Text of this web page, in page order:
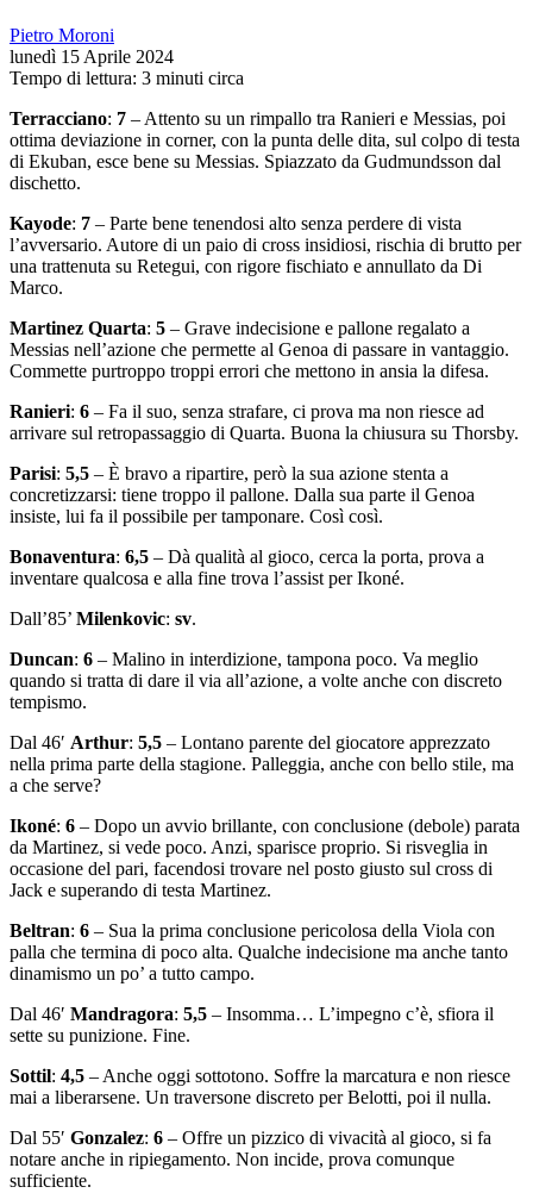
Pietro Moroni
lunedì 15 Aprile 2024
Tempo di lettura: 3 minuti circa
Terracciano: 7 – Attento su un rimpallo tra Ranieri e Messias, poi
ottima deviazione in corner, con la punta delle dita, sul colpo di testa
di Ekuban, esce bene su Messias. Spiazzato da Gudmundsson dal
dischetto.
Kayode: 7 – Parte bene tenendosi alto senza perdere di vista
l’avversario. Autore di un paio di cross insidiosi, rischia di brutto per
una trattenuta su Retegui, con rigore fischiato e annullato da Di
Marco.
Martinez Quarta: 5 – Grave indecisione e pallone regalato a
Messias nell’azione che permette al Genoa di passare in vantaggio.
Commette purtroppo troppi errori che mettono in ansia la difesa.
Ranieri: 6 – Fa il suo, senza strafare, ci prova ma non riesce ad
arrivare sul retropassaggio di Quarta. Buona la chiusura su Thorsby.
Parisi: 5,5 – È bravo a ripartire, però la sua azione stenta a
concretizzarsi: tiene troppo il pallone. Dalla sua parte il Genoa
insiste, lui fa il possibile per tamponare. Così così.
Bonaventura: 6,5 – Dà qualità al gioco, cerca la porta, prova a
inventare qualcosa e alla fine trova l’assist per Ikoné.
Dall’85’ Milenkovic: sv.
Duncan: 6 – Malino in interdizione, tampona poco. Va meglio
quando si tratta di dare il via all’azione, a volte anche con discreto
tempismo.
Dal 46′ Arthur: 5,5 – Lontano parente del giocatore apprezzato
nella prima parte della stagione. Palleggia, anche con bello stile, ma
a che serve?
Ikoné: 6 – Dopo un avvio brillante, con conclusione (debole) parata
da Martinez, si vede poco. Anzi, sparisce proprio. Si risveglia in
occasione del pari, facendosi trovare nel posto giusto sul cross di
Jack e superando di testa Martinez.
Beltran: 6 – Sua la prima conclusione pericolosa della Viola con
palla che termina di poco alta. Qualche indecisione ma anche tanto
dinamismo un po’ a tutto campo.
Dal 46′ Mandragora: 5,5 – Insomma… L’impegno c’è, sfiora il
sette su punizione. Fine.
Sottil: 4,5 – Anche oggi sottotono. Soffre la marcatura e non riesce
mai a liberarsene. Un traversone discreto per Belotti, poi il nulla.
Dal 55′ Gonzalez: 6 – Offre un pizzico di vivacità al gioco, si fa
notare anche in ripiegamento. Non incide, prova comunque
sufficiente.